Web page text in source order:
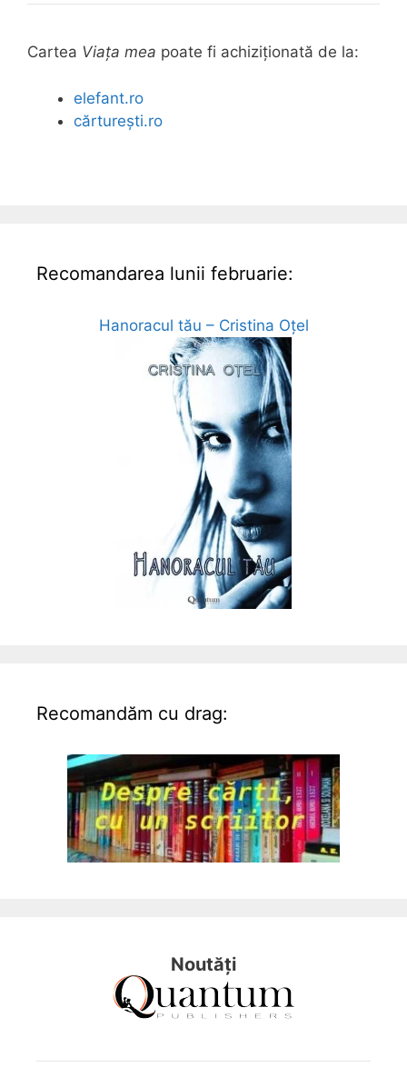
Cartea Viața mea poate fi achiziționată de la:
elefant.ro
cărturești.ro
Recomandarea lunii februarie:
Hanoracul tău – Cristina Oțel
Recomandăm cu drag:
Noutăți